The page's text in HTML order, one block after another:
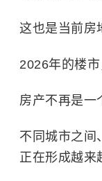
这也是当前房
2026年的楼市
房产不再是一
不同城市之间
正在形成越来